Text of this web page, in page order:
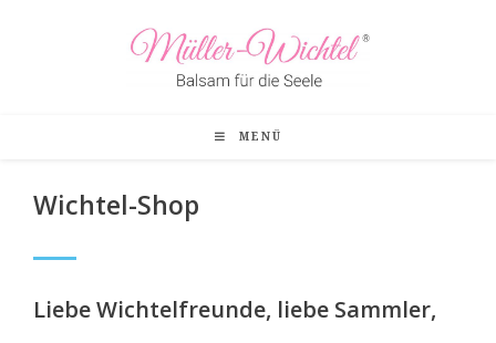
MENÜ
Wichtel-Shop
Liebe Wichtelfreunde, liebe Sammler,